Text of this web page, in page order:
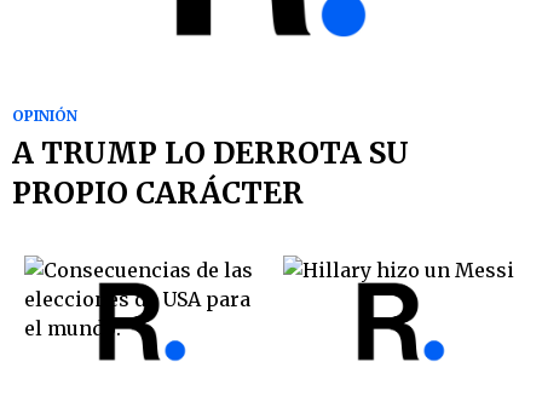
OPINIÓN
A TRUMP LO DERROTA SU
PROPIO CARÁCTER